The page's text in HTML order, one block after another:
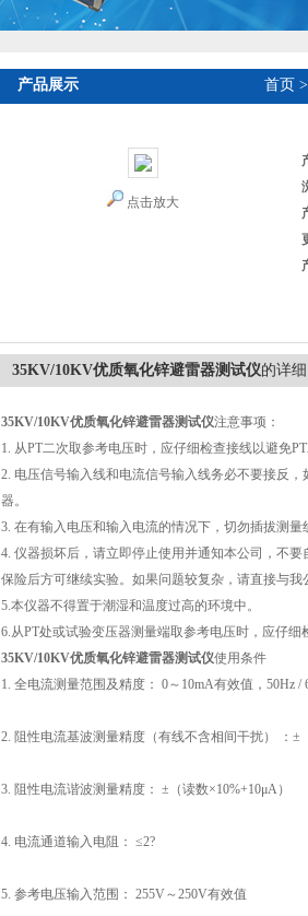
产品展示 首页 >
点击放大
35KV/10KV优质氧化锌避雷器测试仪的详细
35KV/10KV优质氧化锌避雷器测试仪注意事项：
1. 从PT二次取参考电压时，应仔细检查接线以避免PT
2. 电压信号输入线和电流信号输入线务必不要接反
器。
3. 在有输入电压和输入电流的情况下，切勿插拔测量
4. 仪器损坏后，请立即停止使用并通知本公司，不
保险后方可继续实验。如果问题较复杂，请直接与我
5.本仪器不得置于潮湿和温度过高的环境中。
6.从PT处或试验变压器测量端取参考电压时，应仔细
35KV/10KV优质氧化锌避雷器测试仪使用条件
1. 全电流测量范围及精度： 0～10mA有效值，50Hz /
2. 阻性电流基波测量精度（有线不含相间干扰） ：±
3. 阻性电流谐波测量精度： ±（读数×10%+10μA）
4. 电流通道输入电阻： ≤2?
5. 参考电压输入范围： 255V～250V有效值